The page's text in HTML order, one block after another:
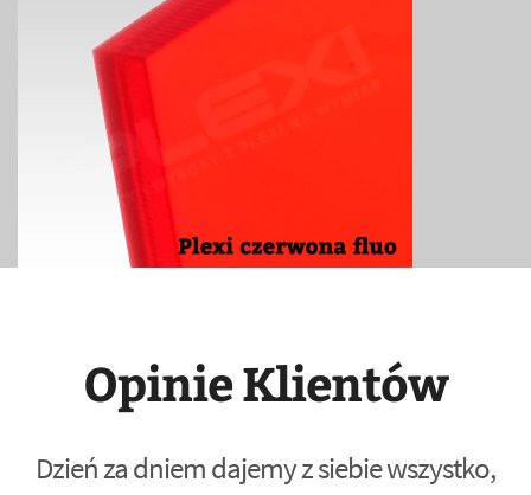
Opinie Klientów
Dzień za dniem dajemy z siebie wszystko,